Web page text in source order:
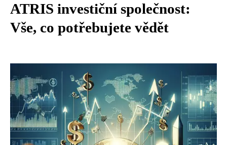
ATRIS investiční společnost:
Vše, co potřebujete vědět